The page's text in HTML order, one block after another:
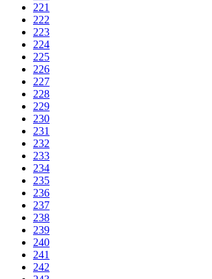
221
222
223
224
225
226
227
228
229
230
231
232
233
234
235
236
237
238
239
240
241
242